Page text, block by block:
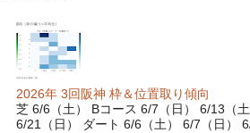
2026年 3回阪神 枠＆位置取り傾向
芝 6/6（土） Bコース 6/7（日） 6/13（
6/21（日） ダート 6/6（土） 6/7（日）